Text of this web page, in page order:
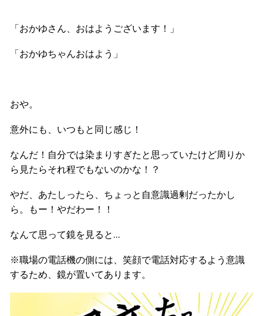
「おかゆさん、おはようございます！」
「おかゆちゃんおはよう」
おや。
意外にも、いつもと同じ感じ！
なんだ！自分では染まりすぎたと思っていたけど周りか
ら見たらそれ程でもないのかな！？
やだ、あたしったら、ちょっと自意識過剰だったかし
ら。もー！やだわー！！
なんて思って鏡を見ると…
※職場の電話機の側には、笑顔で電話対応するよう意識
するため、鏡が置いてあります。